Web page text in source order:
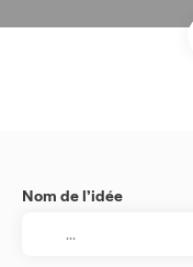
Nom de l’idée